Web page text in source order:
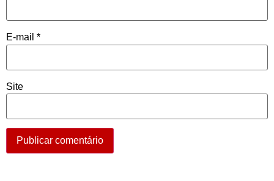
E-mail *
Site